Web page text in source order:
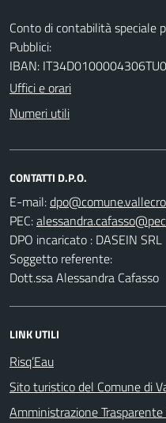
Conto di contabilità speciale
Pubblici:
IBAN:
Uffici e orari
Numeri utili
CONTATTI D.P.O.
E-mail:
PEC:
DPO incaricato : DASEIN SRL
Soggetto referente:
Dott.ssa Alessandra Cafasso
LINK UTILI
Risq’Eau
Sito turistico del Comune di
Amministrazione